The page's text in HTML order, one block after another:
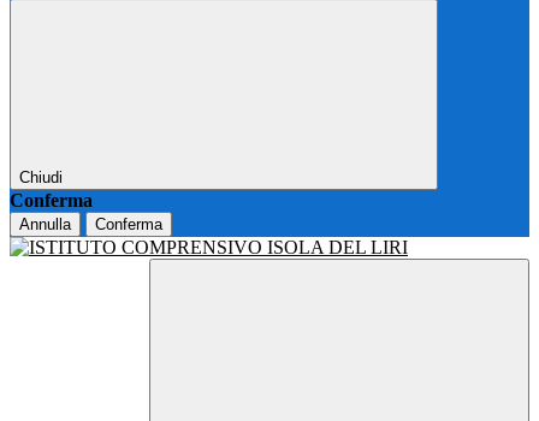
Chiudi
Conferma
Annulla Conferma